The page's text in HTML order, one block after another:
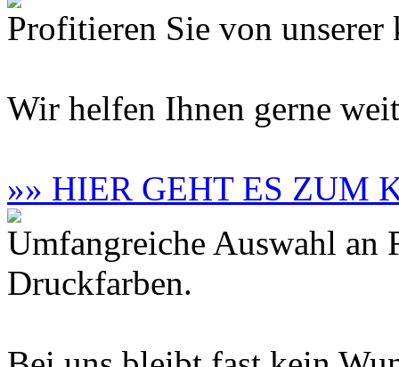
Profitieren Sie von unserer
Wir helfen Ihnen gerne
»» HIER GEHT ES ZUM
Umfangreiche Auswahl an
Druckfarben.